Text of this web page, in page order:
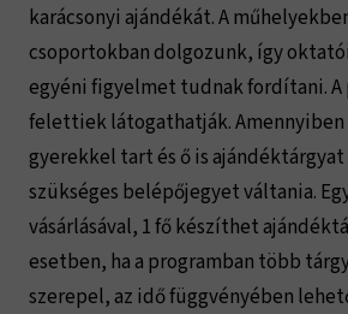
karácsonyi ajándékát. A
csoportokban dolgozunk, így
egyéni figyelmet tudnak fordítani. A
felettiek látogathatják. Amennyiben
gyerekkel tart és ő is
szükséges belépőjegyet váltania.
vásárlásával, 1 fő készíthet
esetben, ha a programban több
szerepel, az idő függvényében